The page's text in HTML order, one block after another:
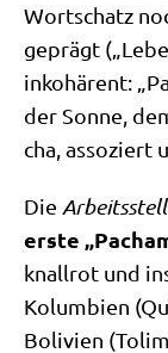
Wort­schatz
geprägt
inko­hä­rent:
der Son­ne,
cha, asso­ziert
Die
erste
knall­rot und
Kolum­bi­en
Boli­vi­en